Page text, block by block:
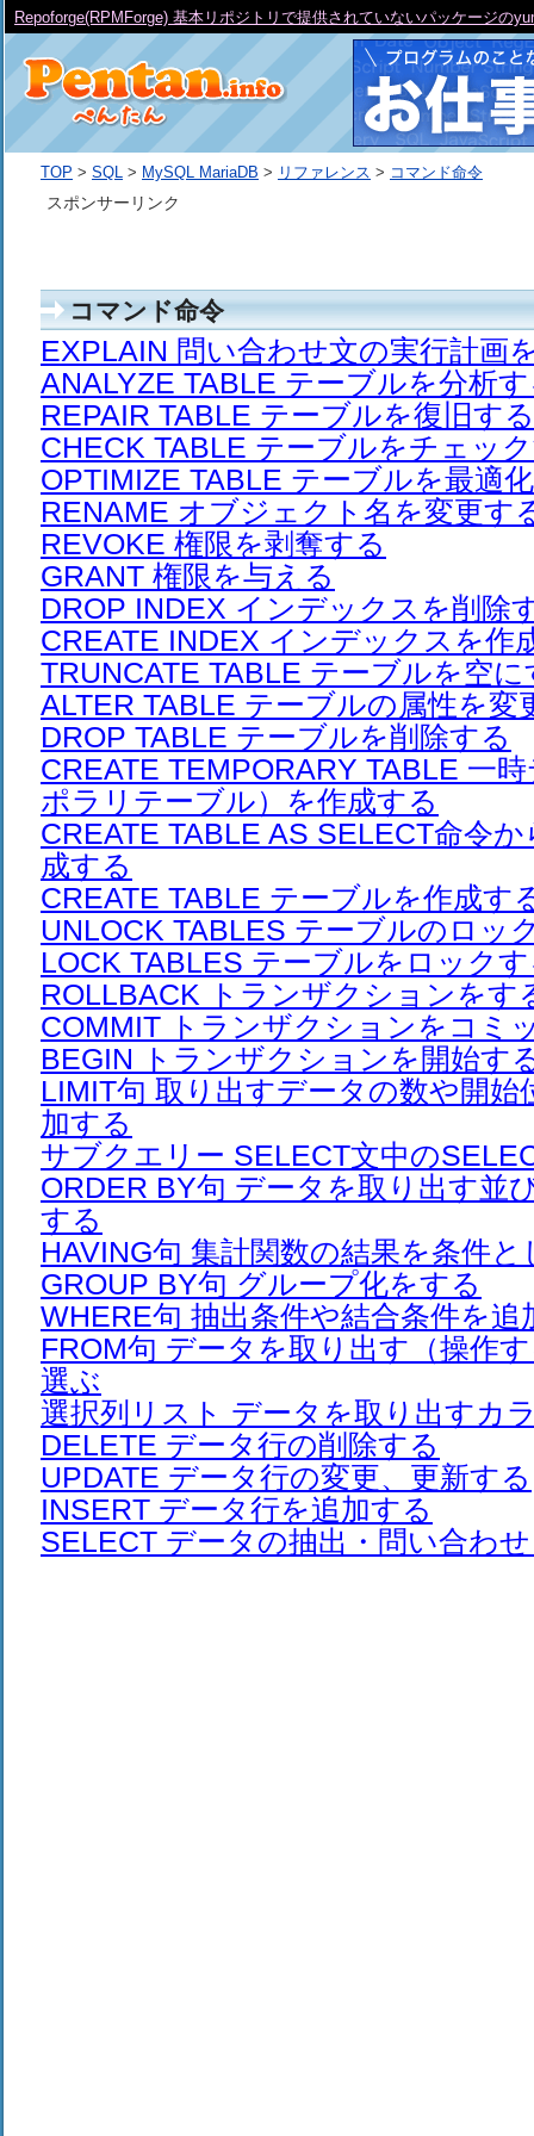
TOP > SQL > MySQL MariaDB > リファレンス > コマンド命令
コマンド命令
EXPLAIN 問い合わせ文の実行計画
ANALYZE TABLE テーブルを分析
REPAIR TABLE テーブルを復旧する
CHECK TABLE テーブルをチェッ
OPTIMIZE TABLE テーブルを最適
RENAME オブジェクト名を変更す
REVOKE 権限を剥奪する
GRANT 権限を与える
DROP INDEX インデックスを削除
CREATE INDEX インデックスを作
TRUNCATE TABLE テーブルを空に
ALTER TABLE テーブルの属性を変
DROP TABLE テーブルを削除する
CREATE TEMPORARY TABLE 一
ポラリテーブル）を作成する
CREATE TABLE AS SELECT命令
成する
CREATE TABLE テーブルを作成す
UNLOCK TABLES テーブルのロッ
LOCK TABLES テーブルをロック
ROLLBACK トランザクションをす
COMMIT トランザクションをコミ
BEGIN トランザクションを開始す
LIMIT句 取り出すデータの数や開始
加する
サブクエリー SELECT文中の
ORDER BY句 データを取り出す並
する
HAVING句 集計関数の結果を条件
GROUP BY句 グループ化をする
WHERE句 抽出条件や結合条件を追
FROM句 データを取り出す（操作
選ぶ
選択列リスト データを取り出すカ
DELETE データ行の削除する
UPDATE データ行の変更、更新する
INSERT データ行を追加する
SELECT データの抽出・問い合わ
スポンサーリンク
Repoforge(RPMForge) 基本リポジトリで提供されていないパッケージの